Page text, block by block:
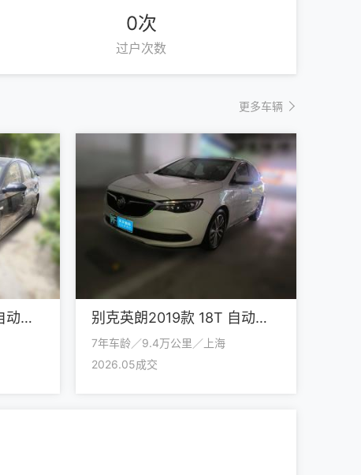
0次
过户次数
更多车辆
别克英朗2015款 15N 自动精英型 别克英朗2019款 18T 自动互联精英型 国VI
7年车龄／9.4万公里／上海
2026.05成交